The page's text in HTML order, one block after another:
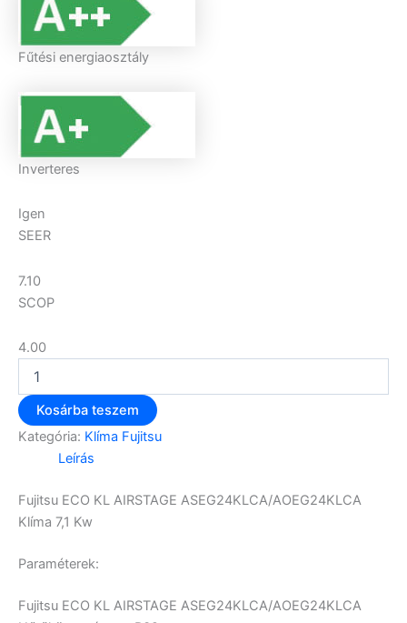
Fűtési energiaosztály
Inverteres
Igen
SEER
7.10
SCOP
4.00
Kosárba teszem
Kategória: Klíma Fujitsu
Leírás
Fujitsu ECO KL AIRSTAGE ASEG24KLCA/AOEG24KLCA
Klíma 7,1 Kw
Paraméterek:
Fujitsu ECO KL AIRSTAGE ASEG24KLCA/AOEG24KLCA